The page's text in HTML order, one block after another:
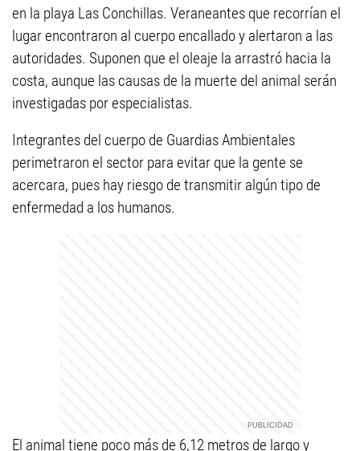
en la playa Las Conchillas. Veraneantes que recorrían el
lugar encontraron al cuerpo encallado y alertaron a las
autoridades. Suponen que el oleaje la arrastró hacia la
costa, aunque las causas de la muerte del animal serán
investigadas por especialistas.
Integrantes del cuerpo de Guardias Ambientales
perimetraron el sector para evitar que la gente se
acercara, pues hay riesgo de transmitir algún tipo de
enfermedad a los humanos.
El animal tiene poco más de 6,12 metros de largo y